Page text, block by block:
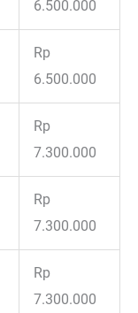
6.500.000
Rp
6.500.000
Rp
7.300.000
Rp
7.300.000
Rp
7.300.000